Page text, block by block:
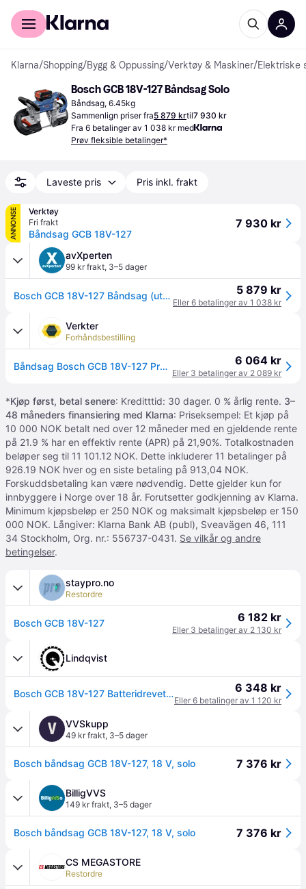
For kunder
Klarna/Shopping/Bygg & Oppussing/Verktøy & Maskiner/Elektriske
Bosch GCB 18V-127 Båndsag Solo
Båndsag, 6.45kg
Sammenlign priser fra5 879 krtil7 930 kr
Fra 6 betalinger av 1 038 kr med
Prøv fleksible betalinger*
Laveste pris Pris inkl. frakt
ANNONSE
Verktøy
Fri frakt
Båndsag GCB 18V-127
7 930 kr
avXperten
99 kr frakt, 3–5 dager
Bosch GCB 18V-127 Båndsag (uten batteri og lader) - 18V Solo, 127x127mm 5 879 kr
Eller 6 betalinger av 1 038 kr
Verkter
Forhåndsbestilling
Båndsag Bosch GCB 18V-127 Professional; 18 V (uten batteri og lader) 6 064 kr
Eller 3 betalinger av 2 089 kr
*Kjøp først, betal senere: Kreditttid: 30 dager. 0 % årlig rente. 3–
48 måneders finansiering med Klarna: Priseksempel: Et kjøp på
10 000 NOK betalt ned over 12 måneder med en gjeldende rente
på 21.9 % har en effektiv rente (APR) på 21,90%. Totalkostnaden
beløper seg til 11 101.12 NOK. Dette inkluderer 11 betalinger på
926.19 NOK hver og en siste betaling på 913,04 NOK.
Forskuddsbetaling kan være nødvendig. Dette gjelder kun for
innbyggere i Norge over 18 år. Forutsetter godkjenning av Klarna.
Minimum kjøpsbeløp er 250 NOK og maksimalt kjøpsbeløp er 150
000 NOK. Långiver: Klarna Bank AB (publ), Sveavägen 46, 111
34 Stockholm, Org. nr.: 556737-0431. Se vilkår og andre
betingelser.
staypro.no
Restordre
Bosch GCB 18V-127 6 182 kr
Eller 3 betalinger av 2 130 kr
Lindqvist
Bosch GCB 18V-127 Batteridrevet båndsag 6 348 kr
Eller 6 betalinger av 1 120 kr
V VVSkupp
49 kr frakt, 3–5 dager
Bosch båndsag GCB 18V-127, 18 V, solo 7 376 kr
BilligVVS
149 kr frakt, 3–5 dager
Bosch båndsag GCB 18V-127, 18 V, solo 7 376 kr
CS MEGASTORE
Restordre